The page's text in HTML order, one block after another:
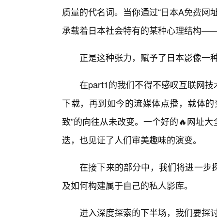
质量的代名词。当你通过“日本A免费网
承载着日本社会特有的某种心理结构
正是这种张力，赋予了日本影像一
在part1的我们不得不感叹互联网
下载，再到如今的流媒体点播，载体
致”的向往从未改变。一个好的🔥网址
迭，也见证了人们审美趣味的演变。
在接下来的部分中，我们将进一步
及如何构建属于自己的私人影库。
进入深度探索的下半场，我们要探